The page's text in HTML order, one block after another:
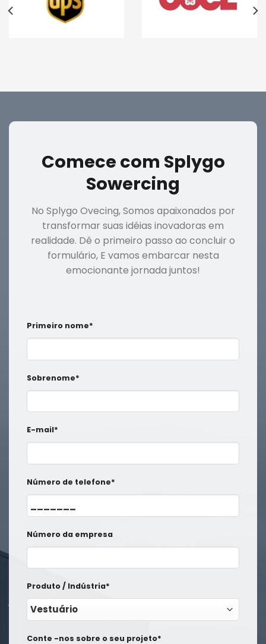
Comece com Splygo
Sowercing
No Splygo Ovecing, Somos apaixonados por
transformar suas idéias inovadoras em
realidade. Dê o primeiro passo ao concluir o
formulário, E vamos embarcar nesta
emocionante jornada juntos!
Primeiro nome*
Sobrenome*
E-mail*
Número de telefone*
Número da empresa
Produto / Indústria*
Conte -nos sobre o seu projeto*